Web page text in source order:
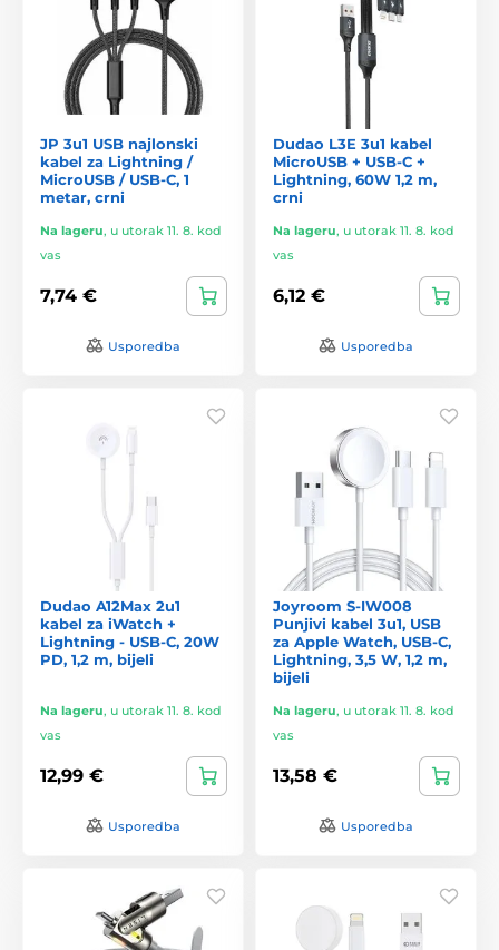
JP 3u1 USB najlonski
kabel za Lightning /
MicroUSB / USB-C, 1
metar, crni
Na lageru, u utorak 11. 8. kod
vas
7,74 €
Usporedba
Dudao L3E 3u1 kabel
MicroUSB + USB-C +
Lightning, 60W 1,2 m,
crni
Na lageru, u utorak 11. 8. kod
vas
6,12 €
Usporedba
Dudao A12Max 2u1
kabel za iWatch +
Lightning - USB-C, 20W
PD, 1,2 m, bijeli
Na lageru, u utorak 11. 8. kod
vas
12,99 €
Usporedba
Joyroom S-IW008
Punjivi kabel 3u1, USB
za Apple Watch, USB-C,
Lightning, 3,5 W, 1,2 m,
bijeli
Na lageru, u utorak 11. 8. kod
vas
13,58 €
Usporedba